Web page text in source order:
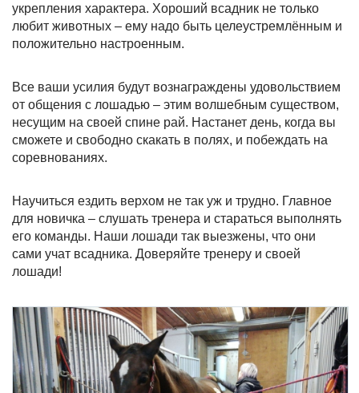
укрепления характера. Хороший всадник не только
любит животных – ему надо быть целеустремлённым и
положительно настроенным.
Все ваши усилия будут вознаграждены удовольствием
от общения с лошадью – этим волшебным существом,
несущим на своей спине рай. Настанет день, когда вы
сможете и свободно скакать в полях, и побеждать на
соревнованиях.
Научиться ездить верхом не так уж и трудно. Главное
для новичка – слушать тренера и стараться выполнять
его команды. Наши лошади так выезжены, что они
сами учат всадника. Доверяйте тренеру и своей
лошади!